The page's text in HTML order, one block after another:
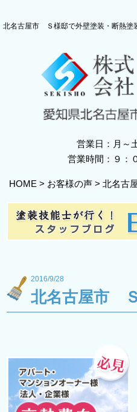
北名古屋市 Ｓ様邸で外壁塗装・断熱塗
営業日：月～
営業時間：９：
HOME > お客様の声 > 北名古
2016/9/28
北名古屋市